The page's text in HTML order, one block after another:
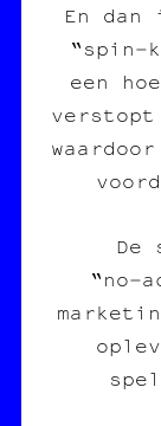
En dan
een
De